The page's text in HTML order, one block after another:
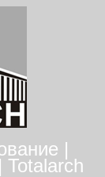
|
Totalarch